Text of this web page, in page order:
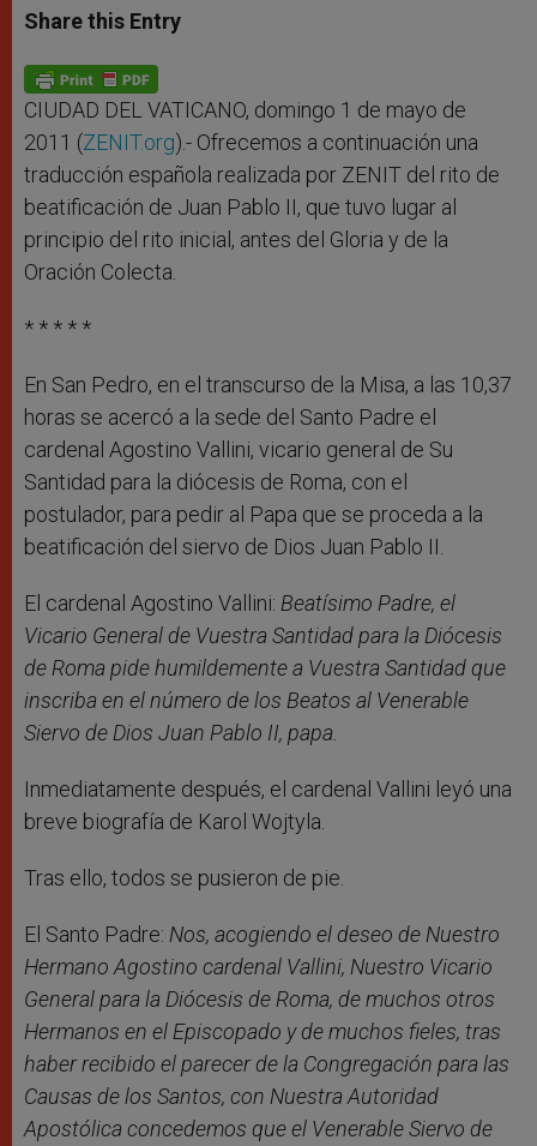
t
s
p
p
s
e
g
e
r
e
b
o
k
Share this Entry
CIUDAD DEL VATICANO, domingo 1 de mayo de
2011 (ZENIT.org).- Ofrecemos a continuación una
traducción española realizada por ZENIT del rito de
beatificación de Juan Pablo II, que tuvo lugar al
principio del rito inicial, antes del Gloria y de la
Oración Colecta.
* * * * *
En San Pedro, en el transcurso de la Misa, a las 10,37
horas se acercó a la sede del Santo Padre el
cardenal Agostino Vallini, vicario general de Su
Santidad para la diócesis de Roma, con el
postulador, para pedir al Papa que se proceda a la
beatificación del siervo de Dios Juan Pablo II.
El cardenal Agostino Vallini: Beatísimo Padre, el
Vicario General de Vuestra Santidad para la Diócesis
de Roma pide humildemente a Vuestra Santidad que
inscriba en el número de los Beatos al Venerable
Siervo de Dios Juan Pablo II, papa.
Inmediatamente después, el cardenal Vallini leyó una
breve biografía de Karol Wojtyla.
Tras ello, todos se pusieron de pie.
El Santo Padre: Nos, acogiendo el deseo de Nuestro
Hermano Agostino cardenal Vallini, Nuestro Vicario
General para la Diócesis de Roma, de muchos otros
Hermanos en el Episcopado y de muchos fieles, tras
haber recibido el parecer de la Congregación para las
Causas de los Santos, con Nuestra Autoridad
Apostólica concedemos que el Venerable Siervo de